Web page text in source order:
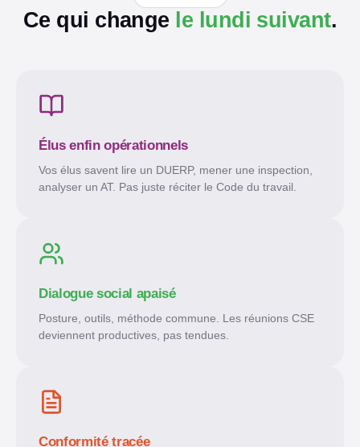
Ce qui change le lundi suivant.
Élus enfin opérationnels
Vos élus savent lire un DUERP, mener une inspection,
analyser un AT. Pas juste réciter le Code du travail.
Dialogue social apaisé
Posture, outils, méthode commune. Les réunions CSE
deviennent productives, pas tendues.
Conformité tracée